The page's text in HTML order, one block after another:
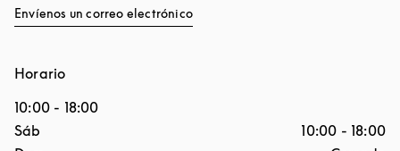
Envíenos un correo electrónico
Horario
10:00 - 18:00
Día de la semana
Sáb 10:00 - 18:00